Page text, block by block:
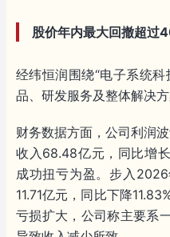
股价年内最大回撤超过
经纬恒润围绕“电子系统
品、研发服务及整体解决方
财务数据方面，公司利润
收入68.48亿元，同比增
成功扭亏为盈。步入
11.71亿元，同比下降
亏损扩大，公司称主要系